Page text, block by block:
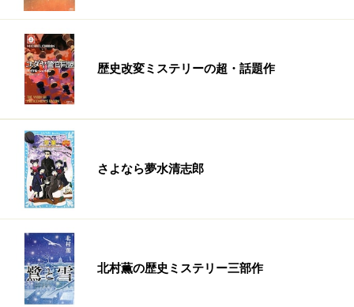
歴史改変ミステリーの超・話題作
さよなら夢水清志郎
北村薫の歴史ミステリー三部作